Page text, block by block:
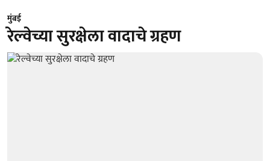
मुंबई
रेल्वेच्या सुरक्षेला वादाचे ग्रहण